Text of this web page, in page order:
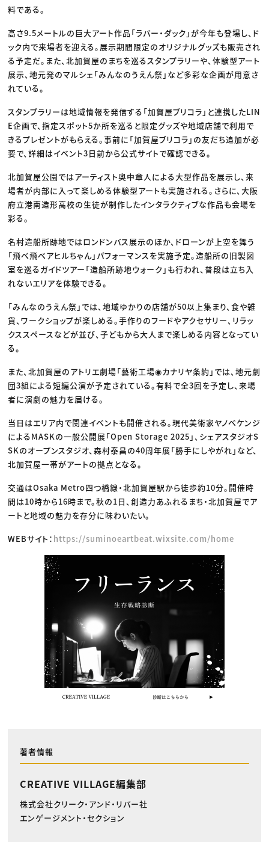
料である。
高さ9.5メートルの巨大アート作品「ラバー・ダック」が今年も登場し、ド
ック内で来場者を迎える。展示期間限定のオリジナルグッズも販売され
る予定だ。また、北加賀屋のまちを巡るスタンプラリーや、体験型アート
展示、地元発のマルシェ「みんなのうえん祭」など多彩な企画が用意さ
れている。
スタンプラリーは地域情報を発信する「加賀屋ブリコラ」と連携したLIN
E企画で、指定スポット5か所を巡ると限定グッズや地域店舗で利用で
きるプレゼントがもらえる。事前に「加賀屋ブリコラ」の友だち追加が必
要で、詳細はイベント3日前から公式サイトで確認できる。
北加賀屋公園ではアーティスト奥中章人による大型作品を展示し、来
場者が内部に入って楽しめる体験型アートも実施される。さらに、大阪
府立港南造形高校の生徒が制作したインタラクティブな作品も会場を
彩る。
名村造船所跡地ではロンドンバス展示のほか、ドローンが上空を舞う
「飛べ飛べアヒルちゃん」パフォーマンスを実施予定。造船所の旧製図
室を巡るガイドツアー「造船所跡地ウォーク」も行われ、普段は立ち入
れないエリアを体験できる。
「みんなのうえん祭」では、地域ゆかりの店舗が50以上集まり、食や雑
貨、ワークショップが楽しめる。手作りのフードやアクセサリー、リラッ
クススペースなどが並び、子どもから大人まで楽しめる内容となってい
る。
また、北加賀屋のアトリエ劇場「藝術工場◉カナリヤ条約」では、地元劇
団3組による短編公演が予定されている。有料で全3回を予定し、来場
者に演劇の魅力を届ける。
当日はエリア内で関連イベントも開催される。現代美術家ヤノベケンジ
によるMASKの一般公開展「Open Storage 2025」、シェアスタジオS
SKのオープンスタジオ、森村泰昌の40周年展「勝手にしやがれ」など、
北加賀屋一帯がアートの拠点となる。
交通はOsaka Metro四つ橋線・北加賀屋駅から徒歩約10分。開催時
間は10時から16時まで。秋の1日、創造力あふれるまち・北加賀屋でア
ートと地域の魅力を存分に味わいたい。
WEBサイト： https://suminoeartbeat.wixsite.com/home
著者情報
CREATIVE VILLAGE編集部
株式会社クリーク・アンド・リバー社
エンゲージメント・セクション